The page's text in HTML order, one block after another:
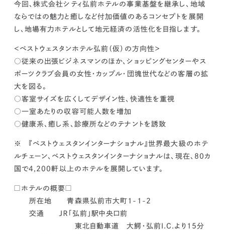
今回、株式会社シティ弘前ホテルの事業基盤を継承し、地域
ならではの魅力と癒しなど付加価値のあるコンセプトを展開
し、地場有力ホテルとして地元経済の活性化を目指します。
＜ベストウェスタンホテル弘前（仮）の方向性＞
○従来の出張ビジネスマンのほか、ショッピングセンターやス
ポーツクラブ会員の女性・カップル・団塊世代などの客層の拡
大を図る。
○客室サイズを広くしてデザイン性、快適性を重視
○一室あたりの収容可能人数を増加
○健康系、癒し系、診療所などのテナントを誘致
※ 『ベストウェスタンインターナショナル』世界最大級のホテ
ルチェーン、ベストウェスタンインターナショナルは、現在、80カ
国で4,200軒以上のホテルを展開しています。
□ホテルの概要□
所在地 青森県弘前市大町1-1-2
交通 ＪＲ「弘前」駅中央口前
東北自動車道 大鰐・弘前I.C.より15分